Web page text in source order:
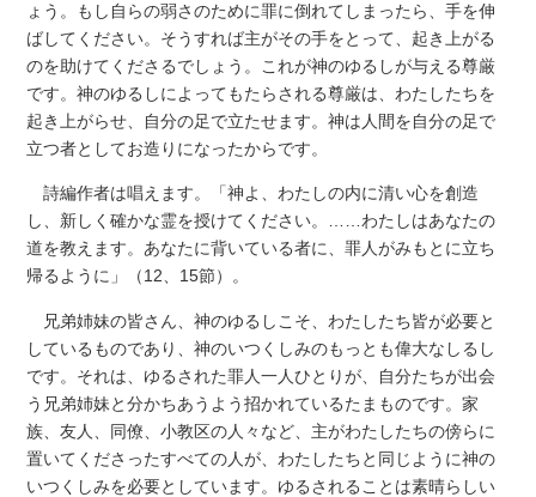
ょう。もし自らの弱さのために罪に倒れてしまったら、手を伸
ばしてください。そうすれば主がその手をとって、起き上がる
のを助けてくださるでしょう。これが神のゆるしが与える尊厳
です。神のゆるしによってもたらされる尊厳は、わたしたちを
起き上がらせ、自分の足で立たせます。神は人間を自分の足で
立つ者としてお造りになったからです。
詩編作者は唱えます。「神よ、わたしの内に清い心を創造
し、新しく確かな霊を授けてください。……わたしはあなたの
道を教えます。あなたに背いている者に、罪人がみもとに立ち
帰るように」（12、15節）。
兄弟姉妹の皆さん、神のゆるしこそ、わたしたち皆が必要と
しているものであり、神のいつくしみのもっとも偉大なしるし
です。それは、ゆるされた罪人一人ひとりが、自分たちが出会
う兄弟姉妹と分かちあうよう招かれているたまものです。家
族、友人、同僚、小教区の人々など、主がわたしたちの傍らに
置いてくださったすべての人が、わたしたちと同じように神の
いつくしみを必要としています。ゆるされることは素晴らしい